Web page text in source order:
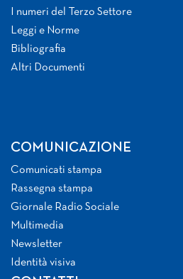
I numeri del Terzo Settore
Leggi e Norme
Bibliografia
Altri Documenti
COMUNICAZIONE
Comunicati stampa
Rassegna stampa
Giornale Radio Sociale
Multimedia
Newsletter
Identità visiva